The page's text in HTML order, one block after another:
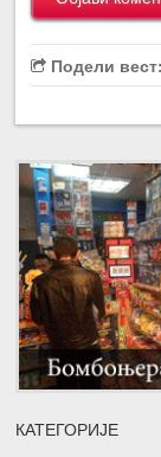
Подели вест:
КАТЕГОРИЈЕ